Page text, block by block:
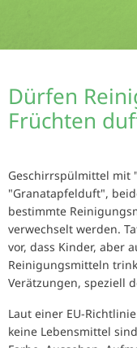
Dürfen
Früchten
Geschirrspülmittel mit
"Granatapfelduft",
bestimmte
verwechselt werden.
vor, dass Kinder, aber
Reinigungsmitteln
Verätzungen, speziell
Laut einer EU-
keine Lebensmittel